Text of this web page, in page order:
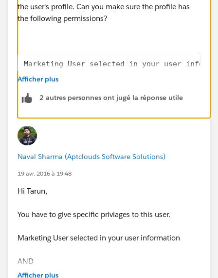
the user's profile. Can you make sure the profile has
the following permissions?
Marketing User selected in your user
AND
AND
Marketing User selected in your user
“Create” on accounts
AND
AND
AND
Afficher plus
2 autres personnes ont jugé la réponse utile
Naval Sharma (Aptclouds Software Solutions)
19 avr. 2016 à 19:48
Hi Tarun,
You have to give specific priviages to this user.
Marketing User selected in your user information
AND
Afficher plus